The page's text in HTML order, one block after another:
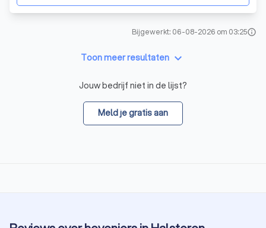
Bijgewerkt: 06-08-2026 om 03:25info
Toon meer resultaten keyboard_arrow_down
Jouw bedrijf niet in de lijst?
Meld je gratis aan